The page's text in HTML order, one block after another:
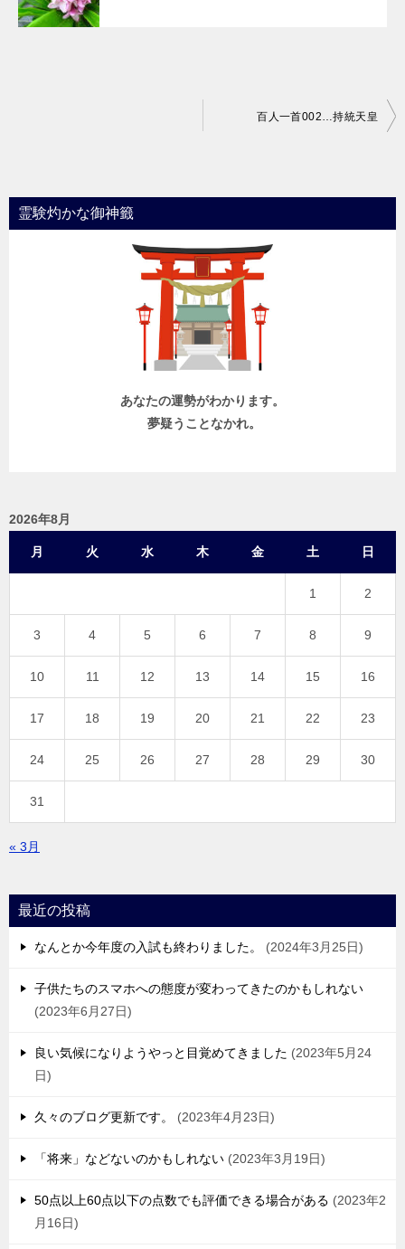
ビ
ゲ
百人一首002…持統天皇
霊験灼かな御神籤
あなたの運勢がわかります。
夢疑うことなかれ。
2026年8月
月 火 水 木 金 土 日
1 2
3 4 5 6 7 8 9
10 11 12 13 14 15 16
17 18 19 20 21 22 23
24 25 26 27 28 29 30
31
« 3月
最近の投稿
なんとか今年度の入試も終わりました。 2024年3月25日
子供たちのスマホへの態度が変わってきたのかもしれない
2023年6月27日
良い気候になりようやっと目覚めてきました
2023年5月24
日
久々のブログ更新です。 2023年4月23日
「将来」などないのかもしれない 2023年3月19日
50点以上60点以下の点数でも評価できる場合がある
2023年2
月16日